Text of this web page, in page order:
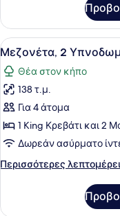
2
Υπνοδωμάτια
Προβολή
όλων
των
φωτογραφιών
για
Μεζονέτα,
2
(Garden)
7
Μεζονέτα, 2
Θέα στον κήπο
138 τ.μ.
Για 4 άτομα
1 King Κρεβάτι και 2
Δωρεάν ασύρματο
Περισσότερες
Περισσότερες
2